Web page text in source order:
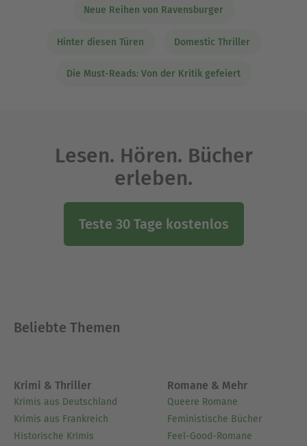
Neue Reihen von Ravensburger
Hinter diesen Türen Domestic Thriller
Die Must-Reads: Von der Kritik gefeiert
Lesen. Hören. Bücher
erleben.
Teste 30 Tage kostenlos
Beliebte Themen
Krimi & Thriller
Krimis aus Deutschland
Krimis aus Frankreich
Historische Krimis
Romane & Mehr
Queere Romane
Feministische Bücher
Feel-Good-Romane